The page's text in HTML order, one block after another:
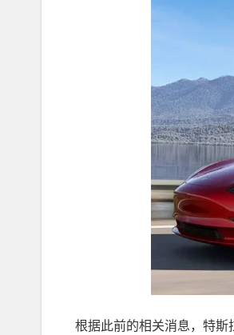
根据此前的相关消息，特